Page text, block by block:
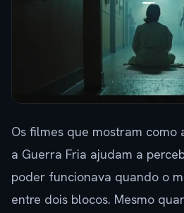
Os filmes que mostram como
a Guerra Fria ajudam a
poder funcionava quando o
entre dois blocos. Mesmo